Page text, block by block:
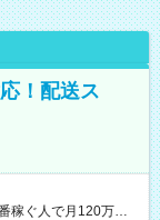
！配送ス
稼ぐ人で月120万ほ